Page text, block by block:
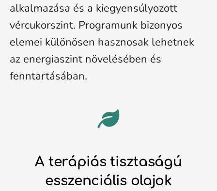
alkalmazása és a kiegyensúlyozott
vércukorszint. Programunk bizonyos
elemei különösen hasznosak lehetnek
az energiaszint növelésében és
fenntartásában.
A terápiás tisztaságú
esszenciális olajok